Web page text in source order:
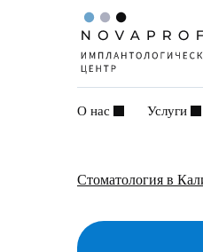
О нас Услуги
Стоматология в